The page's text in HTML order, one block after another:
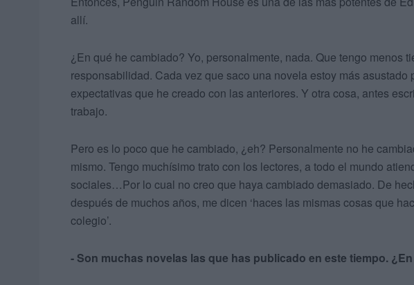
allí.
¿En qué he cambiado? Yo, personalmente, nada. Que tengo menos
responsabilidad. Cada vez que saco una novela estoy más asustado
expectativas que he creado con las anteriores. Y otra cosa, antes
trabajo.
Pero es lo poco que he cambiado, ¿eh? Personalmente no he
mismo. Tengo muchísimo trato con los lectores, a todo el mundo
sociales…Por lo cual no creo que haya cambiado demasiado. De
después de muchos años, me dicen ‘haces las mismas cosas que
colegio’.
- Son muchas novelas las que has publicado en este tiempo.